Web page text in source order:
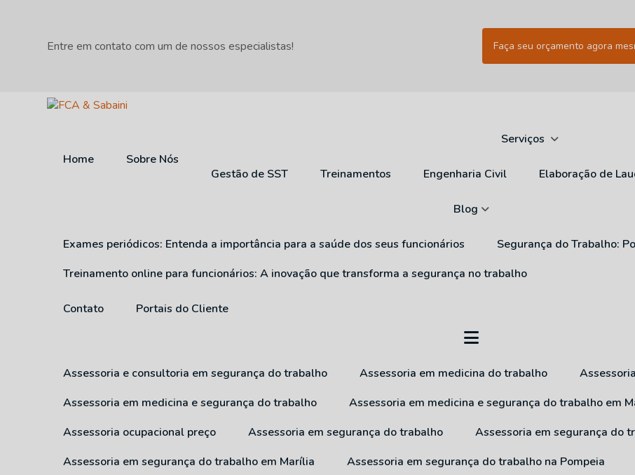
Entre em contato com um de nossos especialistas! Faça seu orçamento agora
Home Sobre Nós
Serviços
Gestão de SST Treinamentos Engenharia Civil Elaboração de
Blog
Exames periódicos: Entenda a importância para a saúde dos seus funcionários
Segurança do Trabalho:
Treinamento online para funcionários: A inovação que transforma a segurança no trabalho
Contato Portais do Cliente
Assessoria e consultoria em segurança do trabalho Assessoria em medicina do trabalho
Assessoria em medicina e segurança do trabalho
Assessoria em medicina e segurança do trabalho em
Assessoria ocupacional preço
Assessoria em segurança do trabalho
Assessoria em segurança do
Assessoria em segurança do trabalho em Marília
Assessoria em segurança do trabalho na Pompeia